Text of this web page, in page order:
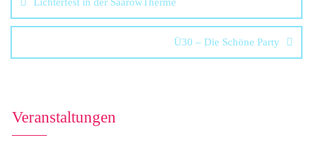
Ü30 – Die Schöne Party
Veranstaltungen